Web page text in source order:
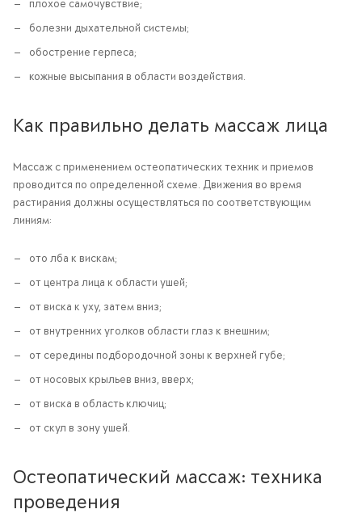
плохое самочувствие;
болезни дыхательной системы;
обострение герпеса;
кожные высыпания в области воздействия.
Как правильно делать массаж лица
Массаж с применением остеопатических техник и приемов
проводится по определенной схеме. Движения во время
растирания должны осуществляться по соответствующим
линиям:
ото лба к вискам;
от центра лица к области ушей;
от виска к уху, затем вниз;
от внутренних уголков области глаз к внешним;
от середины подбородочной зоны к верхней губе;
от носовых крыльев вниз, вверх;
от виска в область ключиц;
от скул в зону ушей.
Остеопатический массаж: техника
проведения